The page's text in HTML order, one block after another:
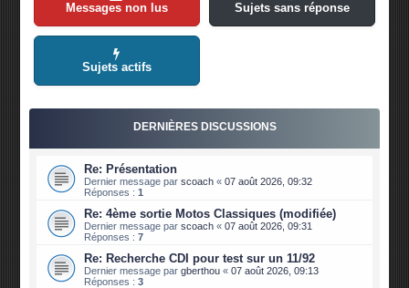
Messages non lus Sujets sans réponse
Sujets actifs
DERNIÈRES DISCUSSIONS
Re: Présentation
Dernier message parscoach «07 août 2026, 09:32
Réponses :1
Re: 4ème sortie Motos Classiques (modifiée)
Dernier message parscoach «07 août 2026, 09:31
Réponses :7
Re: Recherche CDI pour test sur un 11/92
Dernier message pargberthou «07 août 2026, 09:13
Réponses :3